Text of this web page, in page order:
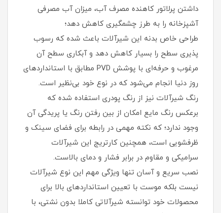
داشتن پرلاتور کاهنده مصرف آب، میزان آب مصرفی
آشپزخانه را به طرز چشمگیری کاهش دهد؛
طراحی خاص بدنه این شیرآلات باعث شده که رسوب
پذیری سطح را بسیار کاهش دهد و آبکاری سطح آن
مرغوب و حرفه‌ای با پوشش PVD مطابق با استانداردهای
روز دنیا انجام می‌شود که در نوع خود بی‌نظیر است.
رنگ شیرآلات نیز از رنگ پودری استفاده شده که
برعکس رنگ مایع امکان از بین رفتن رنگ یا پریدگی آن
وجود ندارد؛ که نکته مهمی در رابطه برای فضای سینک و
ظرفشویی است، همچنین کارتریج این شیرآلات
سرامیکی و مقاوم در برابر فشار و دمای بالاست.
نصب سریع و آسان تنها ویژگی مهم این نوع شیرآلات
نیست بلکه موست با تعیین استانداردهای بالا برای
محصولات خود توانسته شیرآلاتی کاملا بدون نشتی، با